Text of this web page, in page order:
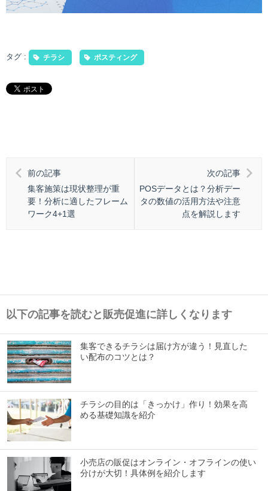
タグ : チラシ ポスティング
前の記事
集客施策は現状整理が重
要！分析に適したフレーム
ワーク4+1選
次の記事
POSデータとは？分析デー
タの数値の活用方法や注意
点を解説します
以下の記事を読むと販売促進に詳しくなります
集客できるチラシは届け方が違う！見直した
い配布のコツとは？
チラシの目的は「きっかけ」作り！効果を高
める基礎知識を紹介
小売店の販促はオンライン・オフラインの使い
分けが大切！具体例を紹介します